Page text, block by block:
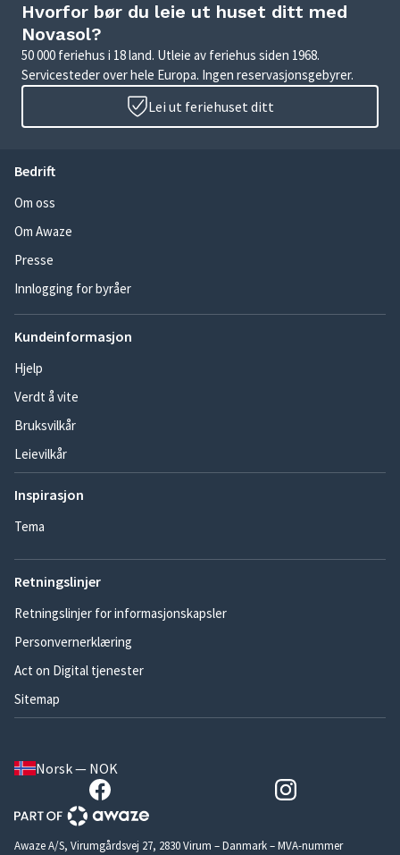
Hvorfor bør du leie ut huset ditt med
Novasol?
50 000 feriehus i 18 land. Utleie av feriehus siden 1968.
Servicesteder over hele Europa. Ingen reservasjonsgebyrer.
Lei ut feriehuset ditt
Bedrift
Om oss
Om Awaze
Presse
Innlogging for byråer
Kundeinformasjon
Hjelp
Verdt å vite
Bruksvilkår
Leievilkår
Inspirasjon
Tema
Retningslinjer
Retningslinjer for informasjonskapsler
Personvernerklæring
Act on Digital tjenester
Sitemap
Norsk — NOK
Awaze A/S, Virumgårdsvej 27, 2830 Virum – Danmark – MVA-nummer